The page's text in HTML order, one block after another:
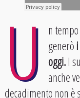
U n
generòi
oggi.I
anche
decadimento non è